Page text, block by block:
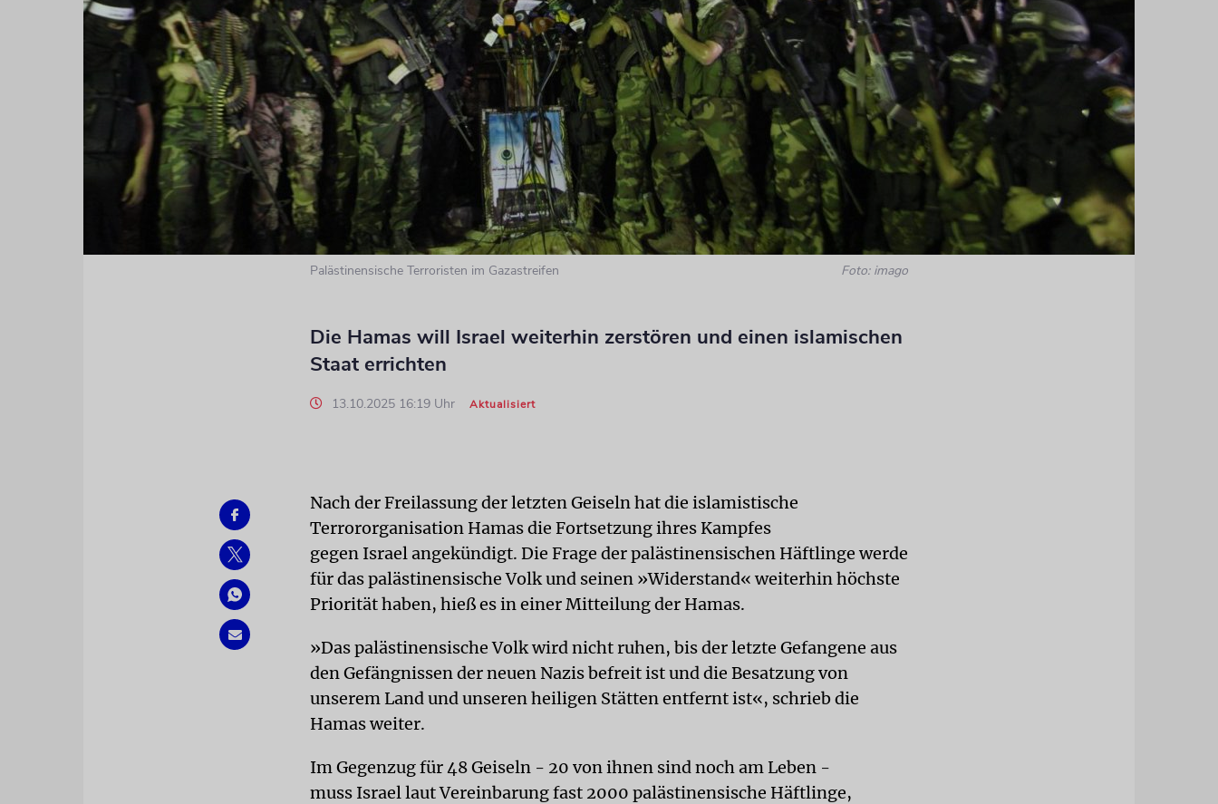
Palästinensische Terroristen im Gazastreifen Foto: imago
Die Hamas will Israel weiterhin zerstören und einen islamischen
Staat errichten
13.10.2025 16:19 Uhr Aktualisiert
Nach der Freilassung der letzten Geiseln hat die islamistische
Terrororganisation Hamas die Fortsetzung ihres Kampfes
gegen Israel angekündigt. Die Frage der palästinensischen Häftlinge werde
für das palästinensische Volk und seinen »Widerstand« weiterhin höchste
Priorität haben, hieß es in einer Mitteilung der Hamas.
»Das palästinensische Volk wird nicht ruhen, bis der letzte Gefangene aus
den Gefängnissen der neuen Nazis befreit ist und die Besatzung von
unserem Land und unseren heiligen Stätten entfernt ist«, schrieb die
Hamas weiter.
Im Gegenzug für 48 Geiseln - 20 von ihnen sind noch am Leben -
muss Israel laut Vereinbarung fast 2000 palästinensische Häftlinge,